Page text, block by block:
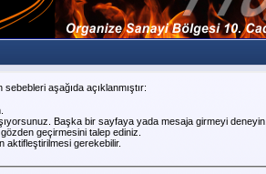
aşağıda açıklanmıştır:
Başka bir sayfaya yada mesaja girmeyi deneyin.
geçirmesini talep ediniz.
aktifleştirilmesi gerekebilir.